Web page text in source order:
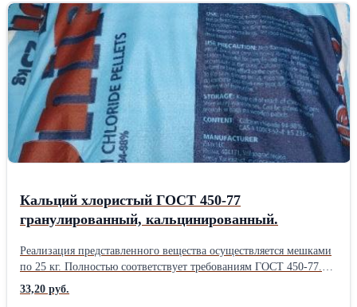
Производство – Россия. Реализуется упаковками по 25 кг.
Получить дополнительную информацию об этом и других
товарах вы сможете, связавшись с нашими сотрудниками, они
будут рады вас проконсультировать.
Кальций хлористый ГОСТ 450-77
гранулированный, кальцинированный.
Реализация представленного вещества осуществляется мешками
по 25 кг. Полностью соответствует требованиям ГОСТ 450-77.
Производство – Россия. Образуется в процессе производства
соды. Представляет собой гранулы белого цвета. Наиболее часто
33,20 руб.